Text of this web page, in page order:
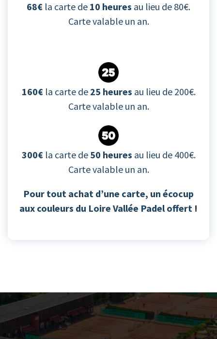
68€ la carte de 10 heures au lieu de 80€.
Carte valable un an.
160€la carte de 25 heures au lieu de 200€.
Carte valable un an.
300€la carte de 50 heures au lieu de 400€.
Carte valable un an.
Pour tout achat d’une carte, un écocup
aux couleurs du Loire Vallée Padel offert !